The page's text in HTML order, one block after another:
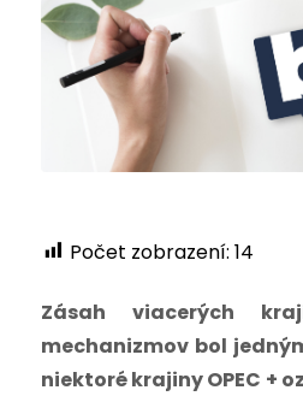
Počet zobrazení: 14
Zásah viacerých
mechanizmov bol
niektoré krajiny OPEC +